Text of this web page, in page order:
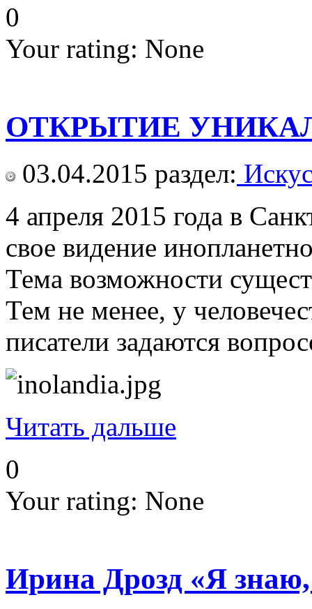
0
Your rating: None
ОТКРЫТИЕ
03.04.2015 раздел:
4 апреля 2015 года в
свое видение
Тема возможности
Тем не менее, у
писатели задаются
Читать дальше
0
Your rating: None
Ирина Дрозд «Я